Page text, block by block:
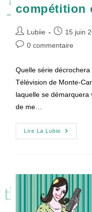
compétition
Auteur/autrice
de
Lubiie
Publication
publiée :
15 juin
Commentaires
publication :
0 commentaire
Quelle série décrochera
Télévision de Monte-
laquelle se démarquera
de me…
Lire La Lubie
FESTIVAL
DE
2025
:
Officielle
Fictions
!